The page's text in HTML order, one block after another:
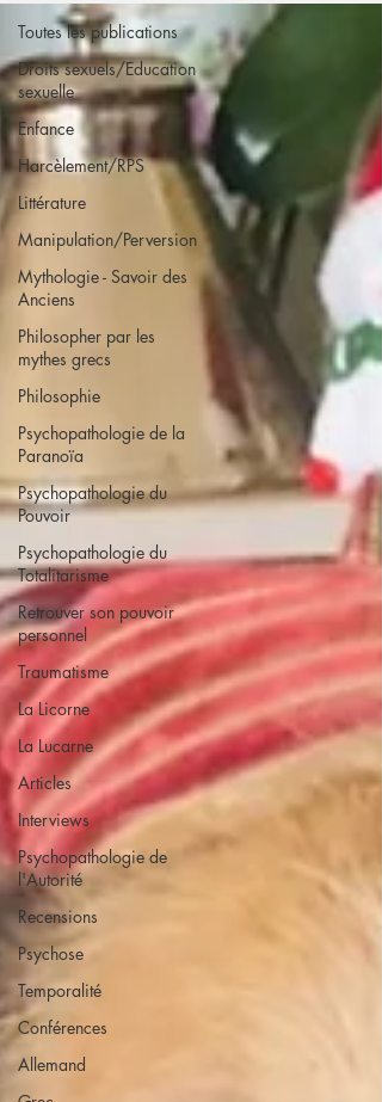
Toutes les publications
Droits sexuels/Education
sexuelle
Enfance
Harcèlement/RPS
Littérature
Manipulation/Perversion
Mythologie - Savoir des
Anciens
Philosopher par les
mythes grecs
Philosophie
Psychopathologie de la
Paranoïa
Psychopathologie du
Pouvoir
Psychopathologie du
Totalitarisme
Retrouver son pouvoir
personnel
Traumatisme
La Licorne
La Lucarne
Articles
Interviews
Psychopathologie de
l'Autorité
Recensions
Psychose
Temporalité
Conférences
Allemand